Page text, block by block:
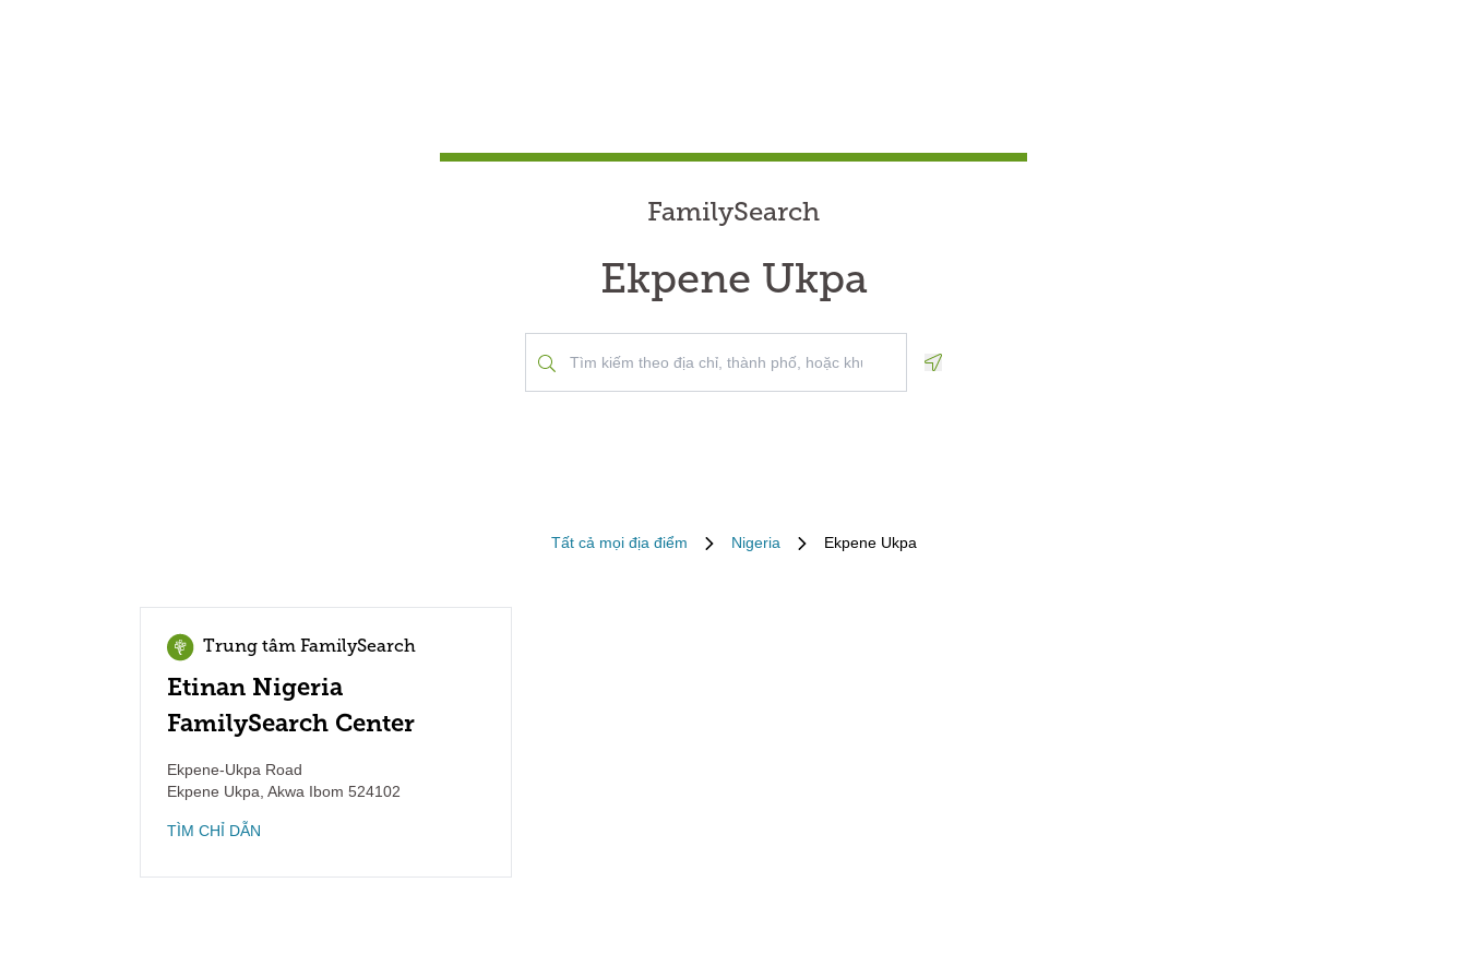
FamilySearch
Ekpene Ukpa
Tất cả mọi địa điểm Nigeria Ekpene Ukpa
Trung tâm FamilySearch
Etinan Nigeria
FamilySearch Center
Ekpene-Ukpa Road
Ekpene Ukpa Akwa Ibom 524102
TÌM CHỈ DẪN